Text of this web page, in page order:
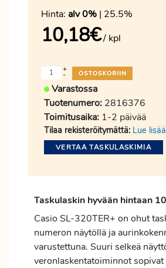
Hinta: alv 0% | 25.5%
10,18€/ kpl
-
+
Varastossa
Tuotenumero: 2816376
Toimitusaika: 1-2 päivää
Tilaa rekisteröitymättä: Lue lisää
VERTAA TASKULASKIMIA
Taskulaskin hyvään hintaan
Casio SL-320TER+ on ohut
numeron näytöllä ja
varustettuna. Suuri selkeä
veronlaskentatoiminnot